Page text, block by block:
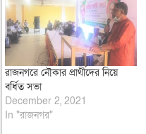
রাজনগরে নৌকার প্রার্থীদের নিয়ে
বর্ধিত সভা
December 2, 2021
In "রাজনগর"